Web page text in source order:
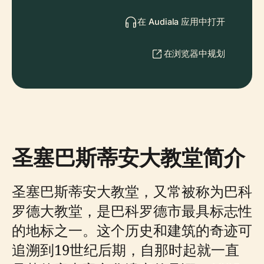
在 Audiala 应用中打开
在浏览器中规划
圣塞巴斯蒂安大教堂简介
圣塞巴斯蒂安大教堂，又常被称为巴科
罗德大教堂，是巴科罗德市最具标志性
的地标之一。这个历史和建筑的奇迹可
追溯到19世纪后期，自那时起就一直